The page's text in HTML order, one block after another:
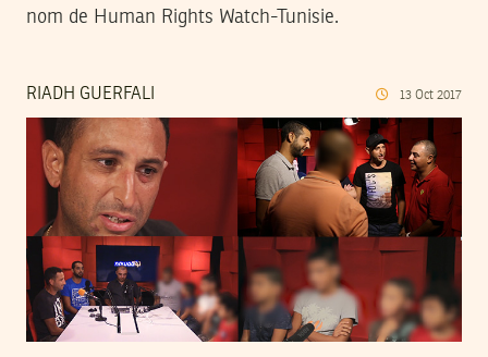
nom de Human Rights Watch-Tunisie.
RIADH GUERFALI 13 Oct 2017